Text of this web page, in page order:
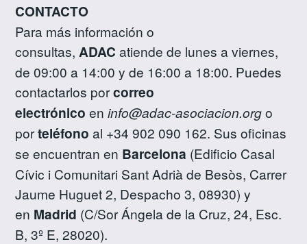
CONTACTO
Para más información o
consultas, ADAC atiende de lunes a viernes,
de 09:00 a 14:00 y de 16:00 a 18:00. Puedes
contactarlos porcorreo
electrónico eninfo@adac-asociacion.orgo
porteléfono al +34 902 090 162. Sus oficinas
se encuentran en Barcelona (Edificio Casal
Cívic i Comunitari Sant Adrià de Besòs, Carrer
Jaume Huguet 2, Despacho 3, 08930) y
en Madrid (C/Sor Ángela de la Cruz, 24, Esc.
B, 3º E, 28020).